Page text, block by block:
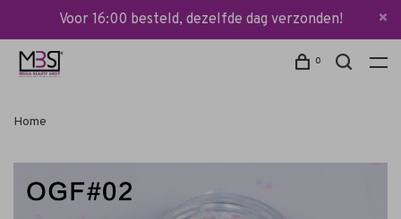
Voor 16:00 besteld, dezelfde dag verzonden!
0
Home